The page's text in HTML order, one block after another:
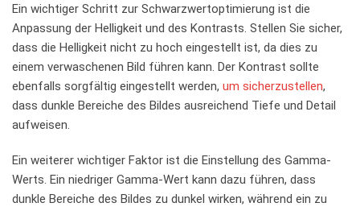
Ein ​wichtiger Schritt zur Schwarzwertoptimierung ist die
‌Anpassung der Helligkeit und ⁢des Kontrasts. Stellen Sie sicher,
dass die Helligkeit nicht ‌zu hoch eingestellt ⁢ist, da dies​ zu
einem verwaschenen Bild führen kann. Der Kontrast sollte
ebenfalls sorgfältig‌ eingestellt werden, ​ um ‌sicherzustellen,
dass dunkle Bereiche des Bildes ausreichend Tiefe und Detail
aufweisen.
Ein weiterer wichtiger Faktor ⁤ist die Einstellung des Gamma-
Werts. Ein niedriger ⁣Gamma-Wert kann dazu führen, dass⁣
dunkle Bereiche⁣ des Bildes zu dunkel wirken, während ​ein zu⁣